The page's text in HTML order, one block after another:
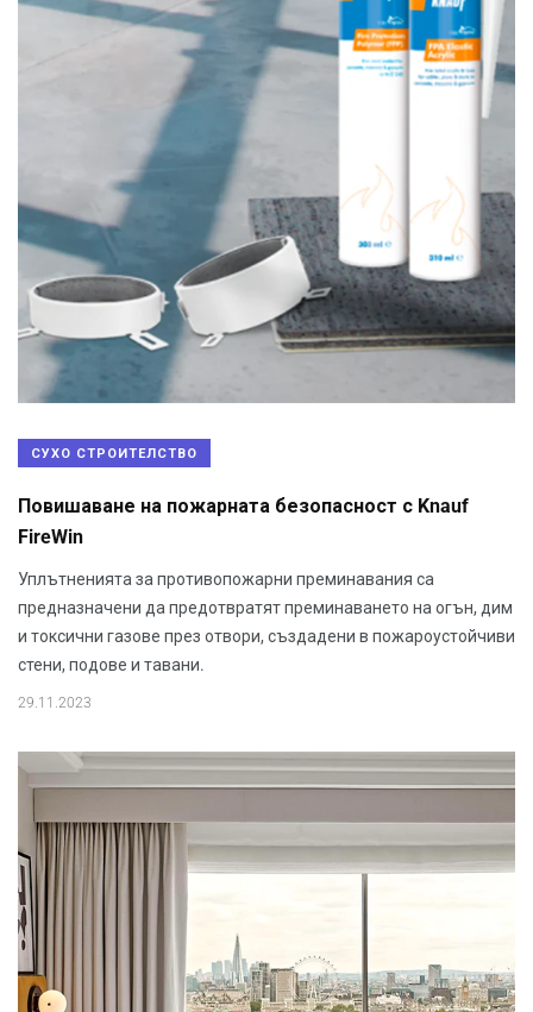
СУХО СТРОИТЕЛСТВО
Повишаване на пожарната безопасност с Knauf
FireWin
Уплътненията за противопожарни преминавания са
предназначени да предотвратят преминаването на огън, дим
и токсични газове през отвори, създадени в пожароустойчиви
стени, подове и тавани.
29.11.2023